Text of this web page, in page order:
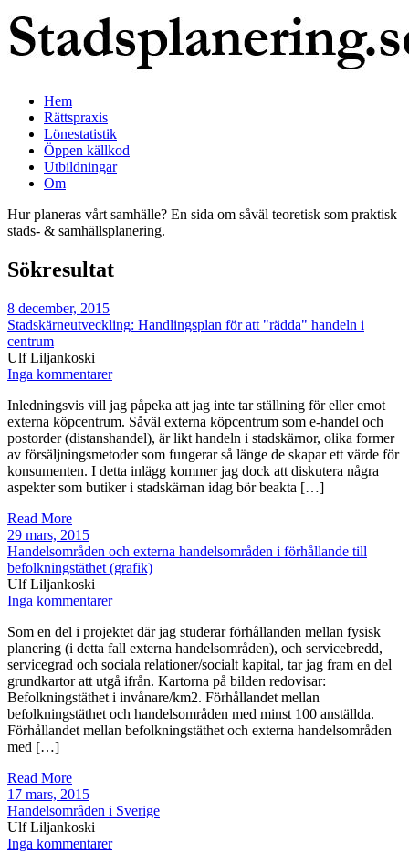
Hem
Rättspraxis
Lönestatistik
Öppen källkod
Utbildningar
Om
Hur planeras vårt samhälle? En sida om såväl teoretisk som praktisk
stads- & samhällsplanering.
Sökresultat
8 december, 2015
Stadskärneutveckling: Handlingsplan för att "rädda" handeln i
centrum
Ulf Liljankoski
Inga kommentarer
Inledningsvis vill jag påpeka att jag inte tar ställning för eller emot
externa köpcentrum. Såväl externa köpcentrum som e-handel och
postorder (distanshandel), är likt handeln i stadskärnor, olika former
av försäljningsmetoder som fungerar så länge de skapar ett värde för
konsumenten. I detta inlägg kommer jag dock att diskutera några
aspekter som butiker i stadskärnan idag bör beakta […]
Read More
29 mars, 2015
Handelsområden och externa handelsområden i förhållande till
befolkningstäthet (grafik)
Ulf Liljankoski
Inga kommentarer
Som en del i projektet där jag studerar förhållanden mellan fysisk
planering (i detta fall externa handelsområden), och servicebredd,
servicegrad och sociala relationer/socialt kapital, tar jag fram en del
grundkartor att utgå ifrån. Kartorna på bilden redovisar:
Befolkningstäthet i invånare/km2. Förhållandet mellan
befolkningstäthet och handelsområden med minst 100 anställda.
Förhållandet mellan befolkningstäthet och externa handelsområden
med […]
Read More
17 mars, 2015
Handelsområden i Sverige
Ulf Liljankoski
Inga kommentarer